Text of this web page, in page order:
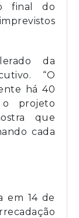
final do
da
“O
há 40
o projeto
que
cada
em 14 de